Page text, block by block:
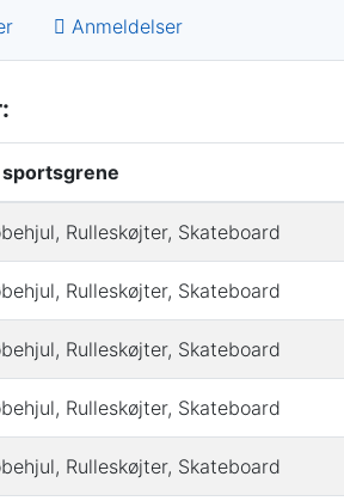
Anmeldelser
Rulleskøjter, Skateboard
Rulleskøjter, Skateboard
Rulleskøjter, Skateboard
Rulleskøjter, Skateboard
Rulleskøjter, Skateboard